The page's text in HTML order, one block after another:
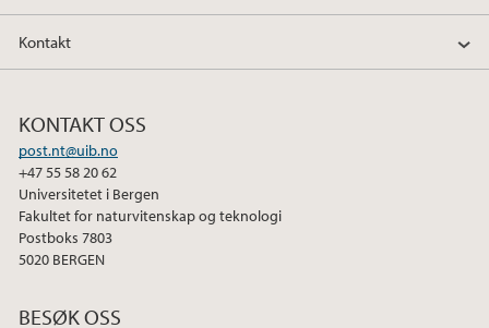
Kontakt
KONTAKT OSS
post.nt@uib.no
+47 55 58 20 62
Universitetet i Bergen
Fakultet for naturvitenskap og teknologi
Postboks 7803
5020 BERGEN
BESØK OSS